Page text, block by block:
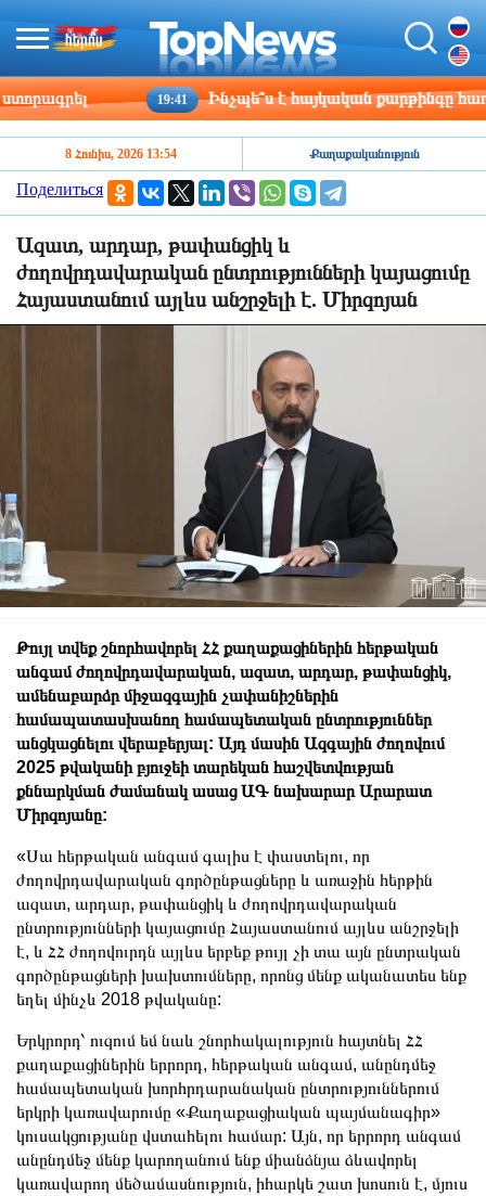
19:41 Ինչպե՞ս է հայկական քարթինգը
8 Հունիս, 2026 13:54 Քաղաքականություն
Поделиться
Ազատ, արդար, թափանցիկ և
ժողովրդավարական ընտրությունների կայացումը
Հայաստանում այլևս անշրջելի է. Միրզոյան
Թույլ տվեք շնորհավորել ՀՀ քաղաքացիներին հերթական
անգամ ժողովրդավարական, ազատ, արդար, թափանցիկ,
ամենաբարձր միջազգային չափանիշներին
համապատասխանող համապետական ընտրություններ
անցկացնելու վերաբերյալ: Այդ մասին Ազգային ժողովում
2025 թվականի բյուջեի տարեկան հաշվետվության
քննարկման ժամանակ ասաց ԱԳ նախարար Արարատ
Միրզոյանը:
«Սա հերթական անգամ գալիս է փաստելու, որ
ժողովրդավարական գործընթացները և առաջին հերթին
ազատ, արդար, թափանցիկ և ժողովրդավարական
ընտրությունների կայացումը Հայաստանում այլևս անշրջելի
է, և ՀՀ ժողովուրդն այլևս երբեք թույլ չի տա այն ընտրական
գործընթացների խախտումները, որոնց մենք ականատես ենք
եղել մինչև 2018 թվականը:
Երկրորդ՝ ուզում եմ նաև շնորհակալություն հայտնել ՀՀ
քաղաքացիներին երրորդ, հերթական անգամ, անընդմեջ
համապետական խորհրդարանական ընտրություններում
երկրի կառավարումը «Քաղաքացիական պայմանագիր»
կուսակցությանը վստահելու համար: Այն, որ երրորդ անգամ
անընդմեջ մենք կարողանում ենք միանձնյա ձևավորել
կառավարող մեծամասնություն, իհարկե շատ խոսուն է, մյուս